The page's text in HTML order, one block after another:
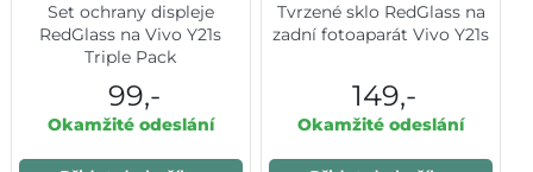
Set ochrany displeje
RedGlass na Vivo Y21s
Triple Pack
99,-
Okamžité odeslání
Tvrzené sklo RedGlass na
zadní fotoaparát Vivo Y21s
149,-
Okamžité odeslání